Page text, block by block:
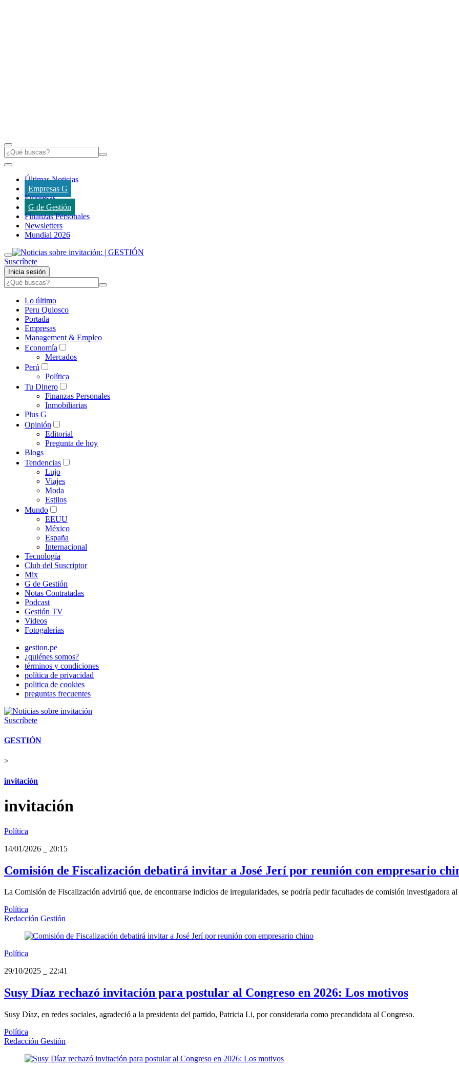
Últimas Noticias
Empresas G
Empresas
G de Gestión
Finanzas Personales
Newsletters
Mundial 2026
Suscríbete
Inicia sesión
Lo último
Peru Quiosco
Portada
Empresas
Management & Empleo
Economía
Mercados
Perú
Política
Tu Dinero
Finanzas Personales
Inmobiliarias
Plus G
Opinión
Editorial
Pregunta de hoy
Blogs
Tendencias
Lujo
Viajes
Moda
Estilos
Mundo
EEUU
México
España
Internacional
Tecnología
Club del Suscriptor
Mix
G de Gestión
Notas Contratadas
Podcast
Gestión TV
Videos
Fotogalerías
gestion.pe
¿quiénes somos?
términos y condiciones
política de privacidad
politica de cookies
preguntas frecuentes
Suscríbete
GESTIÓN
>
invitación
invitación
Política
14/01/2026
20:15
Comisión de Fiscalización debatirá invitar a José Jerí por reunión con empresario
La Comisión de Fiscalización advirtió que, de encontrarse indicios de irregularidades, se podría pedir facultades de comisión investigadora al
Política
Redacción Gestión
Política
29/10/2025
22:41
Susy Díaz rechazó invitación para postular al Congreso en 2026: Los motivos
Susy Díaz, en redes sociales, agradeció a la presidenta del partido, Patricia Li, por considerarla como precandidata al Congreso.
Política
Redacción Gestión